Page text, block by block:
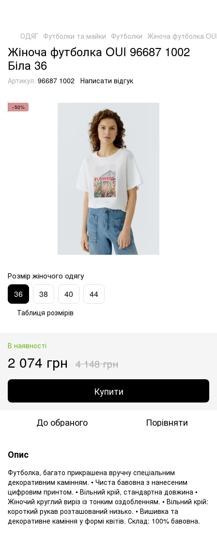
ОДЯГ Футболки та майки Футболки Жіноча футболка
Жіноча футболка OUI 96687 1002
Біла 36
Артикул: 96687 1002 Написати відгук
−50%
Розмір жіночого одягу
36 38 40 44
Таблиця розмірів
В наявності
2 074 грн 4 148 грн
Купити
До обраного Порівняти
Опис
Футболка, багато прикрашена вручну спеціальним
декоративним камінням. • Чиста бавовна з нанесеним
цифровим принтом. • Вільний крій, стандартна довжина •
Жіночий круглий виріз із тонким оздобленням. • Вільний крій:
короткий рукав розташований низько. • Вишивка та
декоративне каміння у формі квітів. Склад: 100% бавовна.